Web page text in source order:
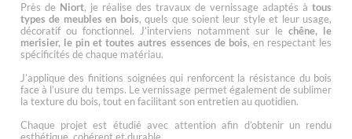
Près de Niort, je réalise des travaux de vernissage adaptés àtous
types de meubles en bois, quels que soient leur style et leur usage,
décoratif ou fonctionnel. J’interviens notamment sur lechêne, le
merisier, le pin et toutes autres essences de bois, en respectant les
spécificités de chaque matériau.
J’applique des finitions soignées qui renforcent la résistance du bois
face à l’usure du temps. Le vernissage permet également de sublimer
la texture du bois, tout en facilitant son entretien au quotidien.
Chaque projet est étudié avec attention afin d’obtenir un rendu